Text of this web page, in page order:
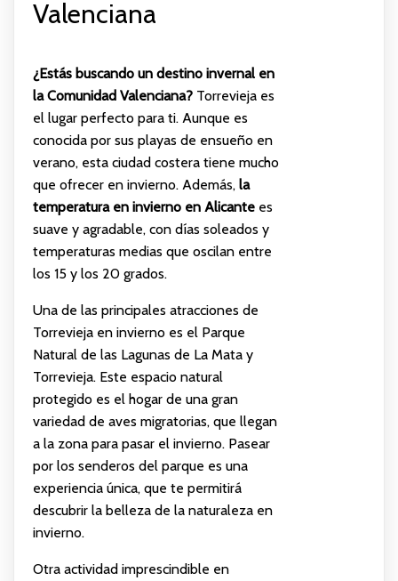
Valenciana
¿Estás buscando un destino invernal en
la Comunidad Valenciana?Torrevieja es
el lugar perfecto para ti. Aunque es
conocida por sus playas de ensueño en
verano, esta ciudad costera tiene mucho
que ofrecer en invierno. Además, la
temperatura en invierno en Alicantees
suave y agradable, con días soleados y
temperaturas medias que oscilan entre
los 15 y los 20 grados.
Una de las principales atracciones de
Torrevieja en invierno es el Parque
Natural de las Lagunas de La Mata y
Torrevieja. Este espacio natural
protegido es el hogar de una gran
variedad de aves migratorias, que llegan
a la zona para pasar el invierno. Pasear
por los senderos del parque es una
experiencia única, que te permitirá
descubrir la belleza de la naturaleza en
invierno.
Otra actividad imprescindible en